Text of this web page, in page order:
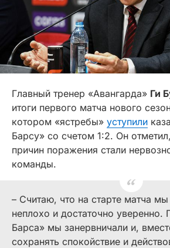
Главный тренер «Авангарда» Ги
итоги первого матча нового
котором «ястребы» уступили
Барсу» со счетом 1:2. Он
причин поражения стали
команды.
– Считаю, что на старте матча
неплохо и достаточно уверенно.
Барса» мы занервничали и,
сохранять спокойствие и